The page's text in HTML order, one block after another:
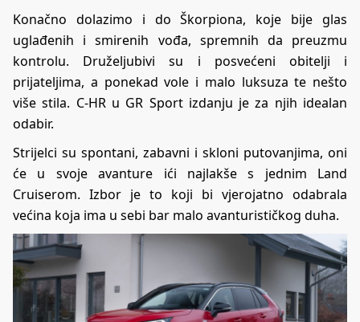
Konačno dolazimo i do Škorpiona, koje bije glas
uglađenih i smirenih vođa, spremnih da preuzmu
kontrolu. Druželjubivi su i posvećeni obitelji i
prijateljima, a ponekad vole i malo luksuza te nešto
više stila. C-HR u GR Sport izdanju je za njih idealan
odabir.
Strijelci su spontani, zabavni i skloni putovanjima, oni
će u svoje avanture ići najlakše s jednim Land
Cruiserom. Izbor je to koji bi vjerojatno odabrala
većina koja ima u sebi bar malo avanturističkog duha.